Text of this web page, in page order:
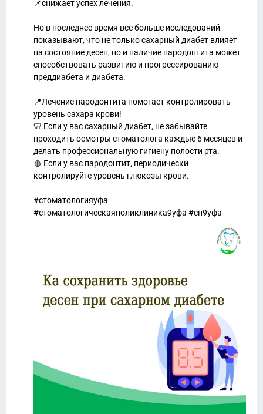
📌снижает успех лечения.
Но в последнее время все больше исследований
показывают, что не только сахарный диабет влияет
на состояние десен, но и наличие пародонтита может
способствовать развитию и прогрессированию
преддиабета и диабета.
📍Лечение пародонтита помогает контролировать
уровень сахара крови!
🦷 Если у вас сахарный диабет, не забывайте
проходить осмотры стоматолога каждые 6 месяцев и
делать профессиональную гигиену полости рта.
🩸 Если у вас пародонтит, периодически
контролируйте уровень глюкозы крови.
#стоматологияуфа
#стоматологическаяполиклиника9уфа #сп9уфа